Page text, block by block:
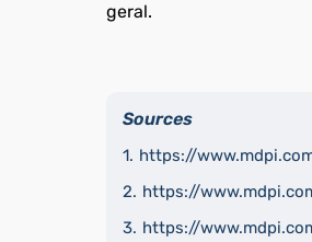
geral.
Sources
https://
https://
https://